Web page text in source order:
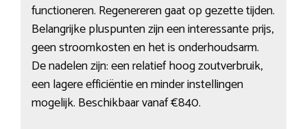
functioneren. Regenereren gaat op gezette tijden.
Belangrijke pluspunten zijn een interessante prijs,
geen stroomkosten en het is onderhoudsarm.
De nadelen zijn: een relatief hoog zoutverbruik,
een lagere efficiëntie en minder instellingen
mogelijk. Beschikbaar vanaf €840.